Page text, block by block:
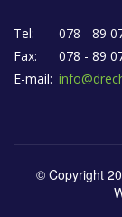
Tel:
078 - 89
Fax:
078 - 89
E-mail:
© Copyright